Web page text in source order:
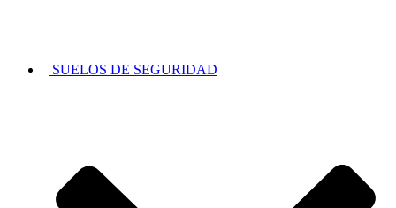
SUELOS DE SEGURIDAD